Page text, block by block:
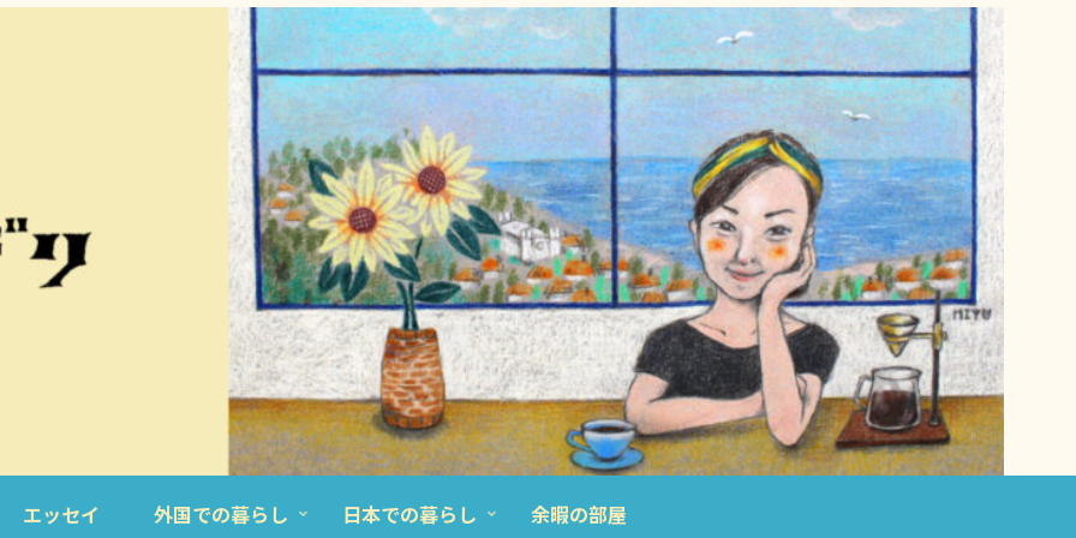
エッセイ 外国での暮らし 日本での暮らし 余暇の部屋